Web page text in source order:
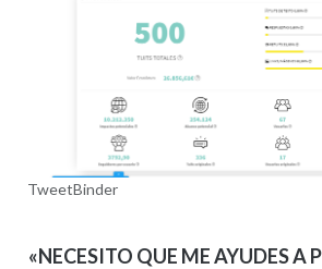
TweetBinder
«NECESITO QUE ME AYUDES A